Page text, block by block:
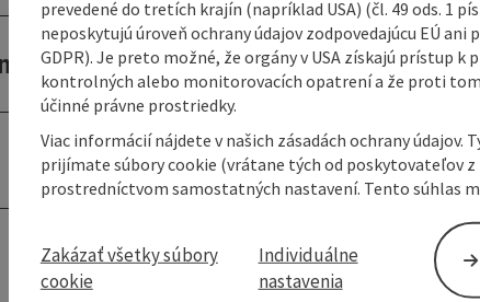
prevedené do tretích krajín (napríklad USA) (čl. 49 ods. 1
neposkytujú úroveň ochrany údajov zodpovedajúcu EÚ ani
GDPR). Je preto možné, že orgány v USA získajú prístup k
kontrolných alebo monitorovacích opatrení a že proti
účinné právne prostriedky.
Viac informácií nájdete v našich zásadách ochrany údajov.
prijímate súbory cookie (vrátane tých od poskytovateľov
prostredníctvom samostatných nastavení. Tento súhlas
Zakázať všetky súbory
cookie
Individuálne
nastavenia